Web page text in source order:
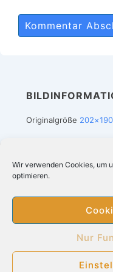
Wir verwenden Cookies, um
optimieren.
Nur
Originalgröße 202×190
Footer-
Menü
Impressum
Copyright © 2026
Präsentiert von